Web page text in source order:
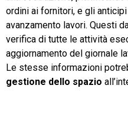
ordini ai fornitori, e gli
avanzamento lavori. Questi
verifica di tutte le attività
aggiornamento del giornale
Le stesse informazioni
gestione dello spazio